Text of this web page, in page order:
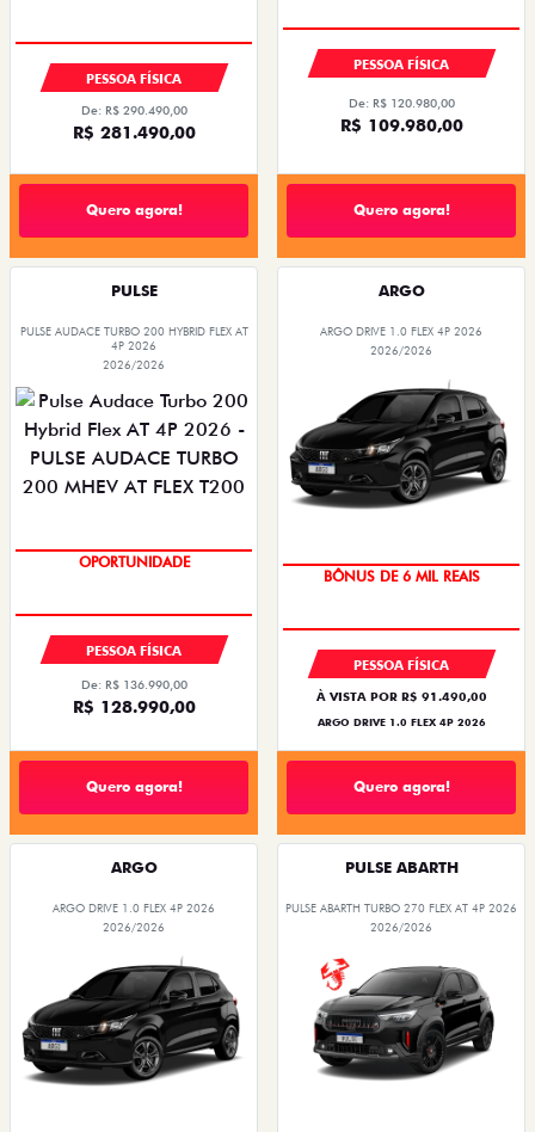
PESSOA FÍSICA
De: R$ 290.490,00
R$ 281.490,00
Quero agora!
PESSOA FÍSICA
De: R$ 120.980,00
R$ 109.980,00
Quero agora!
PULSE
PULSE AUDACE TURBO 200 HYBRID FLEX AT
4P 2026
2026/2026
OPORTUNIDADE
PESSOA FÍSICA
De: R$ 136.990,00
R$ 128.990,00
Quero agora!
ARGO
ARGO DRIVE 1.0 FLEX 4P 2026
2026/2026
BÔNUS DE 6 MIL REAIS
PESSOA FÍSICA
À VISTA POR R$ 91.490,00
ARGO DRIVE 1.0 FLEX 4P 2026
Quero agora!
ARGO
ARGO DRIVE 1.0 FLEX 4P 2026
2026/2026
PULSE ABARTH
PULSE ABARTH TURBO 270 FLEX AT 4P 2026
2026/2026